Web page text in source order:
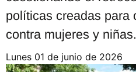
políticas creadas para
contra mujeres y niñas.
lunes 01 de junio de 2026